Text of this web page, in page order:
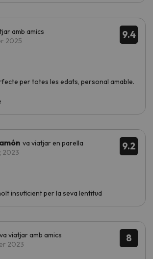
9.4
amb amics
2025
per totes les edats, personal amable.
9.2
va viatjar en parella
2023
insuficient per la seva lentitud
8
va viatjar amb amics
2023